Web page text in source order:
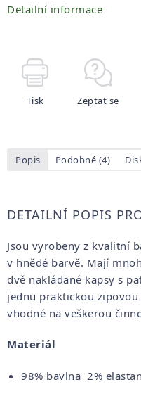
Detailní informace
Tisk Zeptat se
Popis Podobné (4)
DETAILNÍ POPIS
Jsou vyrobeny z kvalitní
v hnědé barvě. Mají
dvě nakládané kapsy s
jednu praktickou
vhodné na veškerou
Materiál
98% bavlna 2% elastan